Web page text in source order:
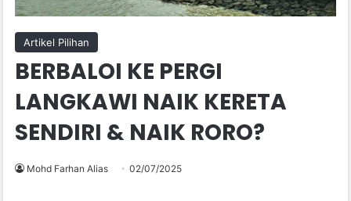
Artikel Pilihan
BERBALOI KE PERGI
LANGKAWI NAIK KERETA
SENDIRI & NAIK RORO?
Mohd Farhan Alias 02/07/2025